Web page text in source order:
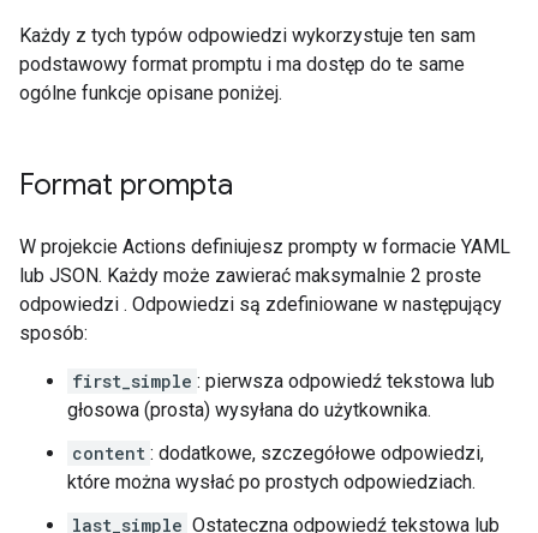
Każdy z tych typów odpowiedzi wykorzystuje ten sam
podstawowy format promptu i ma dostęp do te same
ogólne funkcje opisane poniżej.
Format prompta
W projekcie Actions definiujesz prompty w formacie YAML
lub JSON. Każdy może zawierać maksymalnie 2 proste
odpowiedzi . Odpowiedzi są zdefiniowane w następujący
sposób:
first_simple : pierwsza odpowiedź tekstowa lub
głosowa (prosta) wysyłana do użytkownika.
content : dodatkowe, szczegółowe odpowiedzi,
które można wysłać po prostych odpowiedziach.
last_simple Ostateczna odpowiedź tekstowa lub